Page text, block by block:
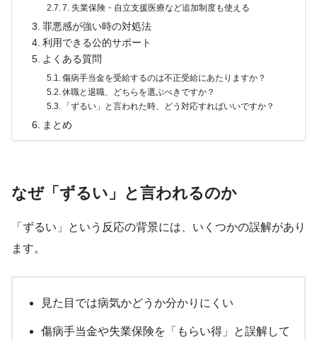
7. 失業保険・自立支援医療など追加制度も使える
罪悪感が強い時の対処法
利用できる公的サポート
よくある質問
傷病手当金を受給するのは不正受給にあたりますか？
休職と退職、どちらを選ぶべきですか？
「ずるい」と言われた時、どう対応すればいいですか？
まとめ
なぜ「ずるい」と言われるのか
「ずるい」という反応の背景には、いくつかの誤解があり
ます。
見た目では病気かどうか分かりにくい
傷病手当金や失業保険を「もらい得」と誤解して